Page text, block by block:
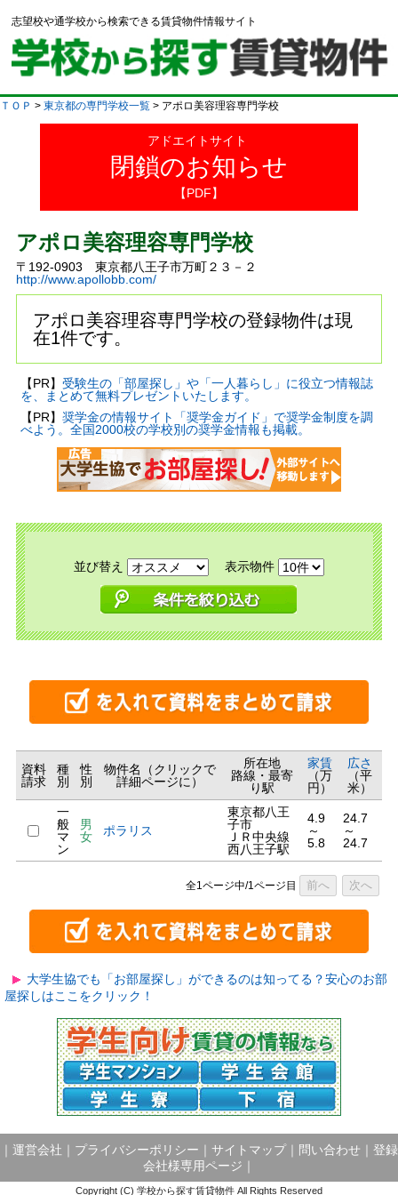
志望校や通学校から検索できる賃貸物件情報サイト
ＴＯＰ > 東京都の専門学校一覧 > アポロ美容理容専門学校
アドエイトサイト
閉鎖のお知らせ
【PDF】
アポロ美容理容専門学校
〒192-0903 東京都八王子市万町２３－２
http://www.apollobb.com/
アポロ美容理容専門学校の登録物件は現
在1件です。
【PR】 受験生の「部屋探し」や「一人暮らし」に役立つ情報誌
を、まとめて無料プレゼントいたします。
【PR】 奨学金の情報サイト「奨学金ガイド」で奨学金制度を調
べよう。全国2000校の学校別の奨学金情報も掲載。
並び替え 表示物件
資料
請求
種
別
性
別
物件名（クリックで
詳細ページに）
所在地
路線・最寄
り駅
家賃
（万
円）
広さ
（平
米）
一
般
マ
ン
男
女
ポラリス
東京都八王
子市
ＪＲ中央線
西八王子駅
4.9
～
5.8
24.7
～
24.7
全1ページ中/1ページ目 前へ 次へ
大学生協でも「お部屋探し」ができるのは知ってる？安心のお部
屋探しはここをクリック！
運営会社 プライバシーポリシー サイトマップ｜ 問い合わせ
登録
会社様専用ページ
Copyright (C) 学校から探す賃貸物件 All Rights Reserved